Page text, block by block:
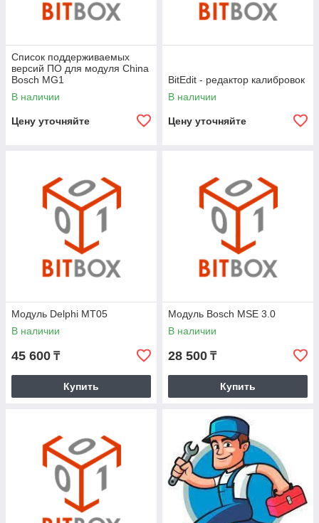
Список поддерживаемых
версий ПО для модуля China
Bosch MG1
В наличии
Цену уточняйте
BitEdit - редактор калибровок
В наличии
Цену уточняйте
Модуль Delphi MT05
В наличии
45 600 ₸
Купить
Модуль Bosch MSE 3.0
В наличии
28 500 ₸
Купить